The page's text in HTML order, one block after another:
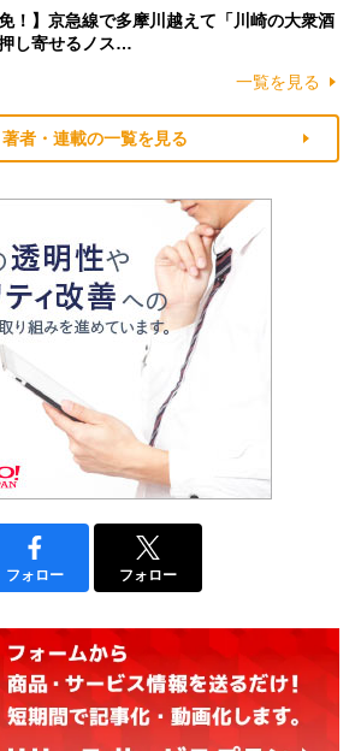
！】京急線で多摩川越えて「川崎の大衆酒
し寄せるノス…
一覧を見る
著者・連載の一覧を見る
フォロー フォロー